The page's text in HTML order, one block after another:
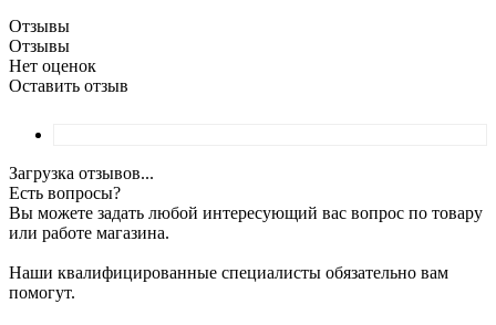
Отзывы
Отзывы
Нет оценок
Оставить отзыв
Загрузка отзывов...
Есть вопросы?
Вы можете задать любой интересующий вас вопрос по товару
или работе магазина.
Наши квалифицированные специалисты обязательно вам
помогут.